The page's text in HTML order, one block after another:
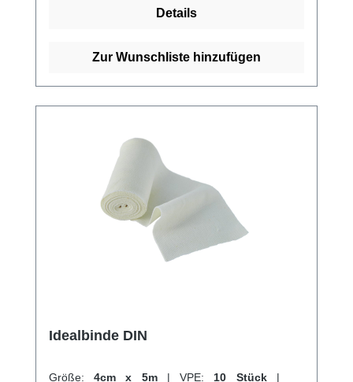
sowohl zur prä-, intra- und postoperativen
und Entlasten bei Distorsionen, Kontusionen
ihre hohe Qualität und Vielseitigkeit ist die
Idealbinde BMP ein unverzichtbares
Hilfsmittel im medizinischen Alltag. Weitere
Informationen des Herstellers Kaufen Sie jetzt
Idealbinde BMP online bei uns und profitieren
Sie von unserem schnellen Versand und
unserem hervorragenden Kundenservice.
Details
Zur Wunschliste hinzufügen
Idealbinde DIN
Größe: 4cm x 5m | VPE: 10 Stück |